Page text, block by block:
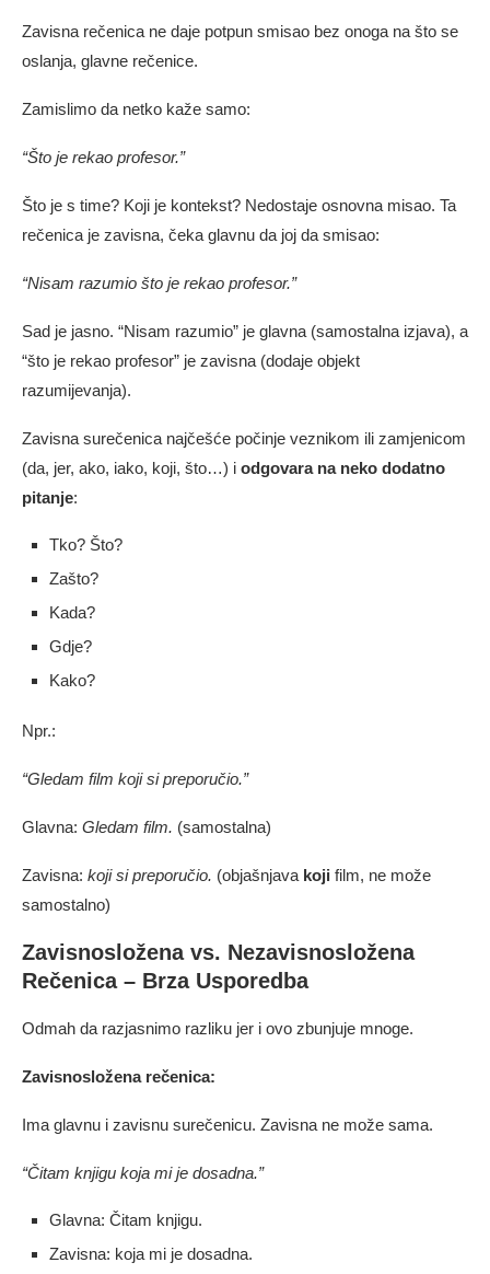
Zavisna rečenica ne daje potpun smisao bez onoga na što se
oslanja, glavne rečenice.
Zamislimo da netko kaže samo:
“Što je rekao profesor.”
Što je s time? Koji je kontekst? Nedostaje osnovna misao. Ta
rečenica je zavisna, čeka glavnu da joj da smisao:
“Nisam razumio što je rekao profesor.”
Sad je jasno. “Nisam razumio” je glavna (samostalna izjava), a
“što je rekao profesor” je zavisna (dodaje objekt
razumijevanja).
Zavisna surečenica najčešće počinje veznikom ili zamjenicom
(da, jer, ako, iako, koji, što…) i odgovara na neko dodatno
pitanje:
Tko? Što?
Zašto?
Kada?
Gdje?
Kako?
Npr.:
“Gledam film koji si preporučio.”
Glavna: Gledam film. (samostalna)
Zavisna: koji si preporučio. (objašnjava koji film, ne može
samostalno)
Zavisnosložena vs. Nezavisnosložena
Rečenica – Brza Usporedba
Odmah da razjasnimo razliku jer i ovo zbunjuje mnoge.
Zavisnosložena rečenica:
Ima glavnu i zavisnu surečenicu. Zavisna ne može sama.
“Čitam knjigu koja mi je dosadna.”
Glavna: Čitam knjigu.
Zavisna: koja mi je dosadna.